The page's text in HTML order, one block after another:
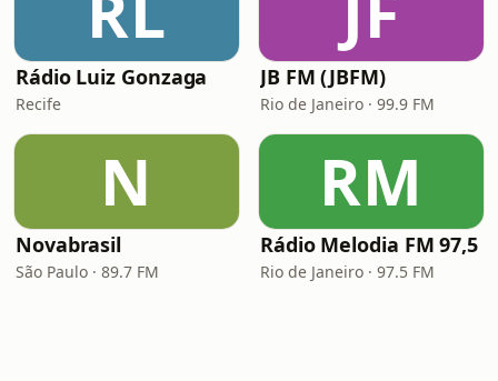
Rádio Luiz Gonzaga
Recife
JB FM (JBFM)
Rio de Janeiro · 99.9 FM
N
Novabrasil
São Paulo · 89.7 FM
RM
Rádio Melodia FM 97,5
Rio de Janeiro · 97.5 FM